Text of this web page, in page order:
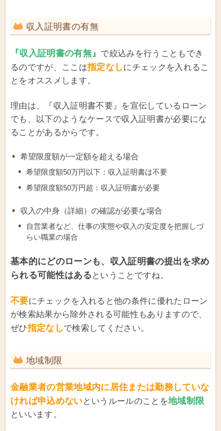
収入証明書の有無
『収入証明書の有無』 で絞込みを行うこともでき
るのですが、ここは指定なしにチェックを入れるこ
とをオススメします。
理由は、『収入証明書不要』を宣伝しているローン
でも、以下のようなケースで収入証明書が必要にな
ることがあるからです。
希望限度額が一定額を超える場合
希望限度額50万円以下：収入証明書は不要
希望限度額50万円超：収入証明書が必要
収入の中身（詳細）の確認が必要な場合
自営業者など、仕事の実態や収入の安定度を把握しづ
らい職業の場合
基本的にどのローンも、収入証明書の提出を求め
られる可能性はある ということですね。
不要にチェックを入れると他の条件に優れたローン
が検索結果から除外される可能性もありますので、
ぜひ指定なしで検索してください。
地域制限
金融業者の営業地域内に居住または勤務していな
ければ申込めない というルールのことを地域制限
といいます。